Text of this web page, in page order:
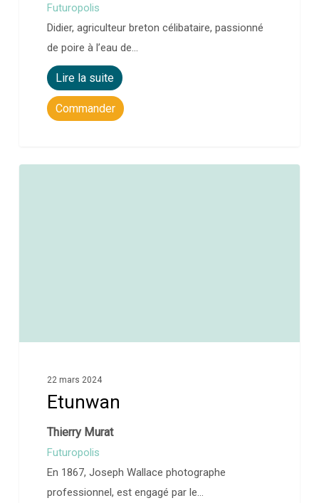
Futuropolis
Didier, agriculteur breton célibataire, passionné
de poire à l’eau de…
Lire la suite
Commander
22 mars 2024
Etunwan
Thierry Murat
Futuropolis
En 1867, Joseph Wallace photographe
professionnel, est engagé par le…